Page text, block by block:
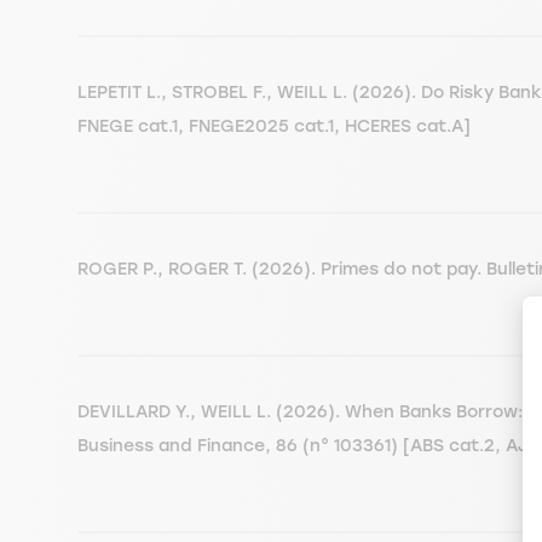
LEPETIT L., STROBEL F., WEILL L. (2026). Do Risky
FNEGE cat.1, FNEGE2025 cat.1, HCERES cat.A]
ROGER P., ROGER T. (2026). Primes do not pay.
DEVILLARD Y., WEILL L. (2026). When Banks
Business and Finance, 86 (n° 103361) [ABS cat.2,